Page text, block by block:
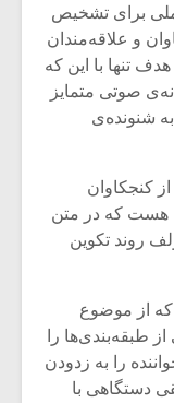
برای تشخیص
و علاقه‌مندان
هدف تنها با این که
صوتی متمایز
به شنونده‌ی
کنجکاوان
هست که در متن
روند تکوین
که از موضوع
طبقه‌بندی‌ها را
را به زدودن
دستگاهی با